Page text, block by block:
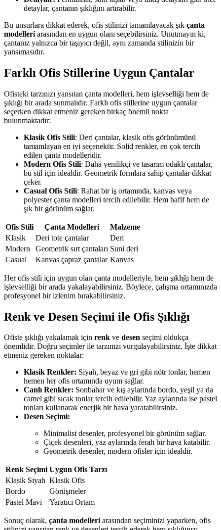
detaylar, çantanın şıklığını artırabilir.
Bu unsurlara dikkat ederek, ofis stilinizi tamamlayacak şık çanta
modelleri arasından en uygun olanı seçebilirsiniz. Unutmayın ki,
çantanız yalnızca bir taşıyıcı değil, aynı zamanda stilinizin bir
yansımasıdır.
Farklı Ofis Stillerine Uygun Çantalar
Ofisteki tarzınızı yansıtan çanta modelleri, hem işlevselliği hem de
şıklığı bir arada sunmalıdır. Farklı ofis stillerine uygun çantalar
seçerken dikkat etmeniz gereken birkaç önemli nokta
bulunmaktadır:
Klasik Ofis Stili: Deri çantalar, klasik ofis görünümünü
tamamlayan en iyi seçenektir. Solid renkler, en çok tercih
edilen çanta modelleridir.
Modern Ofis Stili: Daha yenilikçi ve tasarım odaklı çantalar,
bu stil için idealdir. Geometrik formlara sahip çantalar dikkat
çeker.
Casual Ofis Stili: Rahat bir iş ortamında, kanvas veya
polyester çanta modelleri tercih edilebilir. Hem hafif hem de
şık bir görünüm sağlar.
Ofis Stili Çanta Modelleri
Malzeme
Klasik
Deri tote çantalar
Deri
Modern
Geometrik sırt çantaları Suni deri
Casual
Kanvas çapraz çantalar Kanvas
Her ofis stili için uygun olan çanta modelleriyle, hem şıklığı hem de
işlevselliği bir arada yakalayabilirsiniz. Böylece, çalışma ortamınızda
profesyonel bir izlenim bırakabilirsiniz.
Renk ve Desen Seçimi ile Ofis Şıklığı
Ofiste şıklığı yakalamak için renk ve desen seçimi oldukça
önemlidir. Doğru seçimler ile tarzınızı vurgulayabilirsiniz. İşte dikkat
etmeniz gereken noktalar:
Klasik Renkler: Siyah, beyaz ve gri gibi nötr tonlar, hemen
hemen her ofis ortamında uyum sağlar.
Canlı Renkler: Sonbahar ve kış aylarında bordo, yeşil ya da
camel gibi sıcak tonlar tercih edilebilir. Yaz aylarında ise pastel
tonları kullanarak enerjik bir hava yaratabilirsiniz.
Desen Seçimi:
Minimalist desenler, profesyonel bir görünüm sağlar.
Çiçek desenleri, yaz aylarında ferah bir hava katabilir.
Geometrik desenler, modern ofisler için idealdir.
Renk Seçimi Uygun Ofis Tarzı
Klasik Siyah Klasik Ofis
Bordo
Görüşmeler
Pastel Mavi
Yaratıcı Ortam
Sonuç olarak, çanta modelleriarasından seçiminizi yaparken, ofis